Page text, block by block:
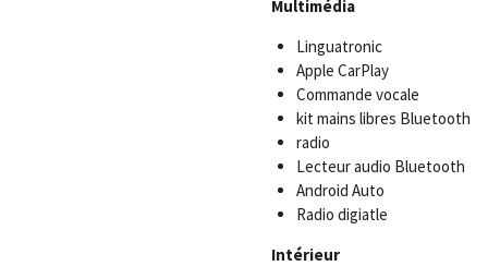
Multimédia
Linguatronic
Apple CarPlay
Commande vocale
kit mains libres Bluetooth
radio
Lecteur audio Bluetooth
Android Auto
Radio digiatle
Intérieur